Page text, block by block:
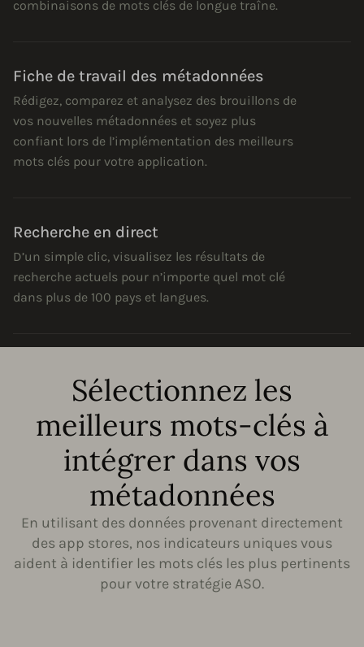
combinaisons de mots clés de longue traîne.
Fiche de travail des métadonnées
Rédigez, comparez et analysez des brouillons de
vos nouvelles métadonnées et soyez plus
confiant lors de l’implémentation des meilleurs
mots clés pour votre application.
Recherche en direct
D’un simple clic, visualisez les résultats de
recherche actuels pour n’importe quel mot clé
dans plus de 100 pays et langues.
Sélectionnez les
meilleurs mots-clés à
intégrer dans vos
métadonnées
En utilisant des données provenant directement
des app stores, nos indicateurs uniques vous
aident à identifier les mots clés les plus pertinents
pour votre stratégie ASO.